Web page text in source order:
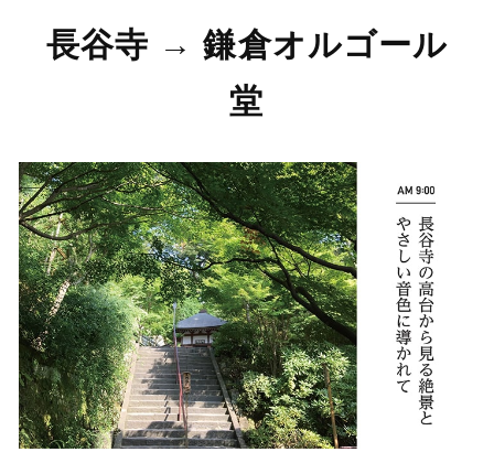
長谷寺 → 鎌倉オルゴール
堂